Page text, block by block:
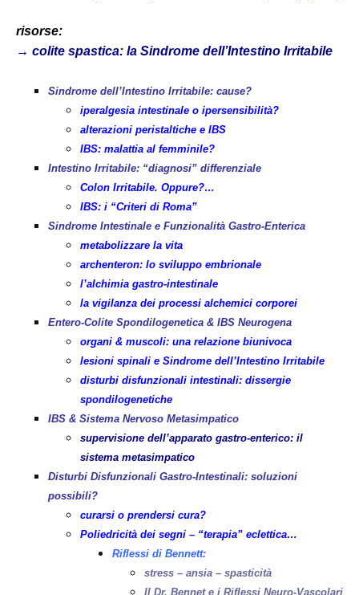
risorse:
→ colite spastica: la Sindrome dell’Intestino Irritabile
Sindrome dell’Intestino Irritabile: cause?
iperalgesia intestinale o ipersensibilità?
alterazioni peristaltiche e IBS
IBS: malattia al femminile?
Intestino Irritabile: “diagnosi” differenziale
Colon Irritabile. Oppure?…
IBS: i “Criteri di Roma”
Sindrome Intestinale e Funzionalità Gastro-Enterica
metabolizzare la vita
archenteron: lo sviluppo embrionale
l’alchimia gastro-intestinale
la vigilanza dei processi alchemici corporei
Entero-Colite Spondilogenetica & IBS Neurogena
organi & muscoli: una relazione biunivoca
lesioni spinali e Sindrome dell’Intestino Irritabile
disturbi disfunzionali intestinali: dissergie
spondilogenetiche
IBS & Sistema Nervoso Metasimpatico
supervisione dell’apparato gastro-enterico: il
sistema metasimpatico
Disturbi Disfunzionali Gastro-Intestinali: soluzioni
possibili?
curarsi o prendersi cura?
Poliedricità dei segni – “terapia” eclettica…
Riflessi di Bennett:
stress – ansia – spasticità
Il Dr. Bennet e i Riflessi Neuro-Vascolari